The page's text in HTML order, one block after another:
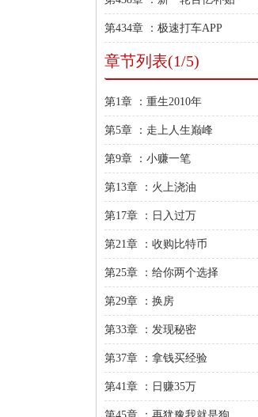
第434章 ：极速打车APP
章节列表(1/5)
第1章 ：重生2010年
第5章 ：走上人生巅峰
第9章 ：小赚一笔
第13章 ：火上浇油
第17章 ：日入过万
第21章 ：收购比特币
第25章 ：给你两个选择
第29章 ：换房
第33章 ：发现秘密
第37章 ：拿钱买经验
第41章 ：日赚35万